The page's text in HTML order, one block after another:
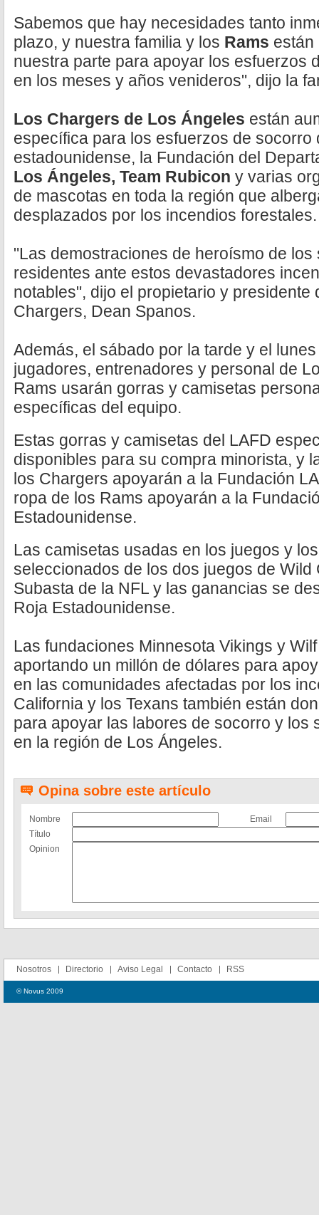
Sabemos que hay necesidades tanto
plazo, y nuestra familia y los Rams están
nuestra parte para apoyar los esfuerzos
en los meses y años venideros", dijo la
Los Chargers de Los Ángeles están
específica para los esfuerzos de socorro
estadounidense, la Fundación del
Los Ángeles, Team Rubicon y varias
de mascotas en toda la región que
desplazados por los incendios forestales.
"Las demostraciones de heroísmo de
residentes ante estos devastadores
notables", dijo el propietario y presidente
Chargers, Dean Spanos.
Además, el sábado por la tarde y el
jugadores, entrenadores y personal de
Rams usarán gorras y camisetas
específicas del equipo.
Estas gorras y camisetas del LAFD
disponibles para su compra minorista, y
los Chargers apoyarán a la Fundación
ropa de los Rams apoyarán a la
Estadounidense.
Las camisetas usadas en los juegos y
seleccionados de los dos juegos de
Subasta de la NFL y las ganancias se
Roja Estadounidense.
Las fundaciones Minnesota Vikings y
aportando un millón de dólares para
en las comunidades afectadas por los
California y los Texans también están
para apoyar las labores de socorro y los
en la región de Los Ángeles.
Opina sobre este artículo
Nombre
Email
Título
Opinion
Nosotros Directorio Aviso Legal Contacto RSS
© Novus 2009